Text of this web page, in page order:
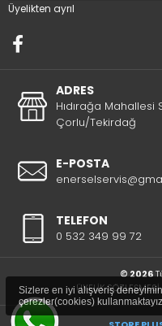
Üyelikten ayrıl
ADRES
Hıdırağa Mahallesi
Çorlu/Tekirdağ
E-POSTA
TELEFON
0 532 349 99 72
© 2026
ÜYELİK SÖZLEŞMESİ
Sizlere en iyi alışveriş
çerezler(cookies)